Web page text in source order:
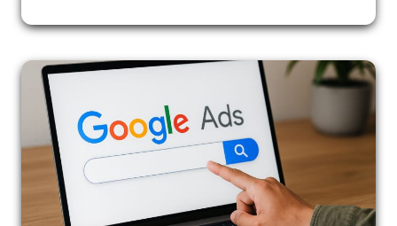
HOTSITE
POR
QUE
RESULTADOS